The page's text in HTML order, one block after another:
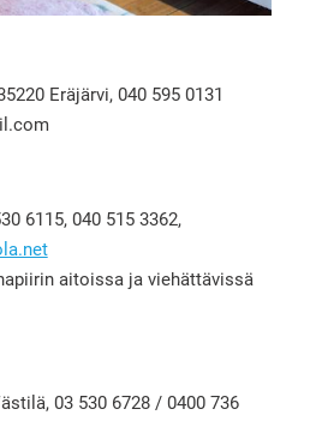
Eräjärvi, 040 595 0131
6115, 040 515 3362,
aitoissa ja viehättävissä
03 530 6728 / 0400 736